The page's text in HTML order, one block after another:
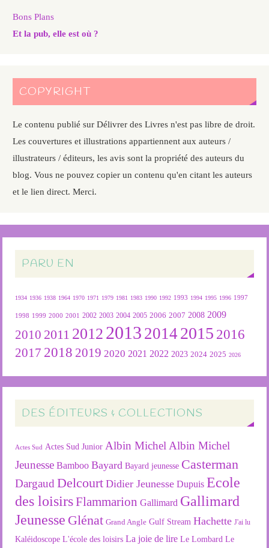
Bons Plans
Et la pub, elle est où ?
COPYRIGHT
Le contenu publié sur Délivrer des Livres n'est pas libre de droit.
Les couvertures et illustrations appartiennent aux auteurs /
illustrateurs / éditeurs, les avis sont la propriété des auteurs du
blog. Vous ne pouvez copier un contenu qu'en citant les auteurs
et le lien direct. Merci.
PARU EN
1934 1936 1938 1964 1970 1971 1979 1981 1983 1990 1992 1993 1994 1995 1996 1997
1998 1999 2000 2001 2002 2003 2004 2005 2006 2007 2008 2009
2010 2011 2012 2013 2014 2015 2016
2017 2018 2019 2020 2021 2022 2023 2024 2025 2026
DES ÉDITEURS & COLLECTIONS
Actes Sud Actes Sud Junior Albin Michel Albin Michel
Jeunesse Bamboo Bayard Bayard jeunesse Casterman
Dargaud Delcourt Didier Jeunesse Dupuis Ecole
des loisirsFlammarion Gallimard Gallimard
Jeunesse Glénat Grand Angle Gulf Stream Hachette J'ai lu
Kaléidoscope L'école des loisirs La joie de lire Le Lombard Le